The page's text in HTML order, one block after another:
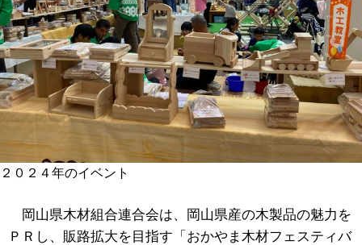
２０２４年のイベント
岡山県木材組合連合会は、岡山県産の木製品の魅力を
ＰＲし、販路拡大を目指す「おかやま木材フェスティバ